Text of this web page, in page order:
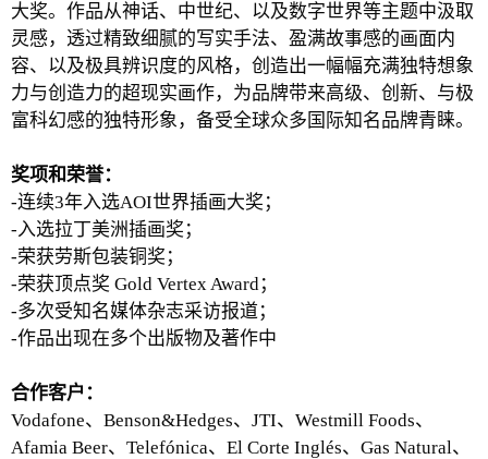
大奖。作品从神话、中世纪、以及数字世界等主题中汲取
灵感，透过精致细腻的写实手法、盈满故事感的画面内
容、以及极具辨识度的风格，创造出一幅幅充满独特想象
力与创造力的超现实画作，为品牌带来高级、创新、与极
富科幻感的独特形象，备受全球众多国际知名品牌青睐。
奖项和荣誉：
-连续3年入选AOI世界插画大奖；
-入选拉丁美洲插画奖；
-荣获劳斯包装铜奖；
-荣获顶点奖 Gold Vertex Award；
-多次受知名媒体杂志采访报道；
-作品出现在多个出版物及著作中
合作客户：
Vodafone、Benson&Hedges、JTI、Westmill Foods、
Afamia Beer、Telefónica、El Corte Inglés、Gas Natural、